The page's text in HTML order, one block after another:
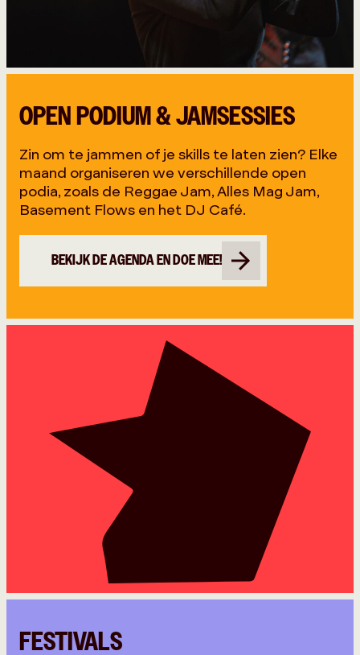
OPEN PODIUM & JAMSESSIES
Zin om te jammen of je skills te laten zien? Elke
maand organiseren we verschillende open
podia, zoals de Reggae Jam, Alles Mag Jam,
Basement Flows en het DJ Café.
BEKIJK DE AGENDA EN DOE MEE!
FESTIVALS